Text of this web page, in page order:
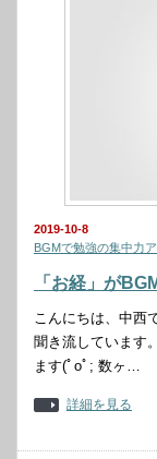
2019-10-8
BGMで勉強の集中力
「お経」が
こんにちは、中西
聞き流しています
ます(ﾟoﾟ; 数ヶ…
詳細を見る